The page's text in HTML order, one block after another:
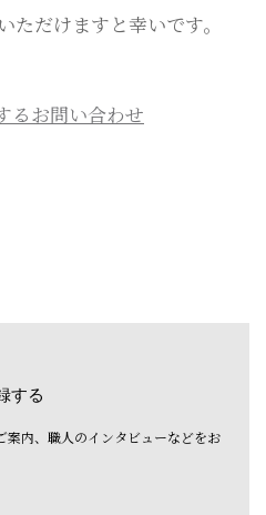
だけますと幸いです。
るお問い合わせ
する
案内、職人のインタビューなどをお